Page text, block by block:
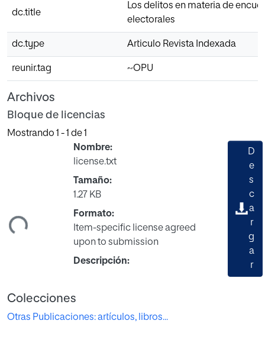
dc.title
Los delitos en materia de
electorales
dc.type Articulo Revista Indexada
reunir.tag ~OPU
Archivos
Bloque de licencias
Mostrando 1 - 1 de 1
Nombre:
license.txt
Tamaño:
1.27 KB
Formato:
Item-specific license agreed
upon to submission
Descripción:
D
e
s
c
a
r
g
a
r
Colecciones
Otras Publicaciones: artículos, libros...